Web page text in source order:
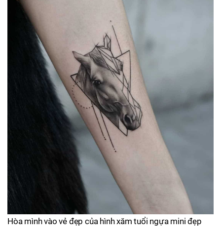
Hòa mình vào vẻ đẹp của hình xăm tuổi ngựa mini đẹp